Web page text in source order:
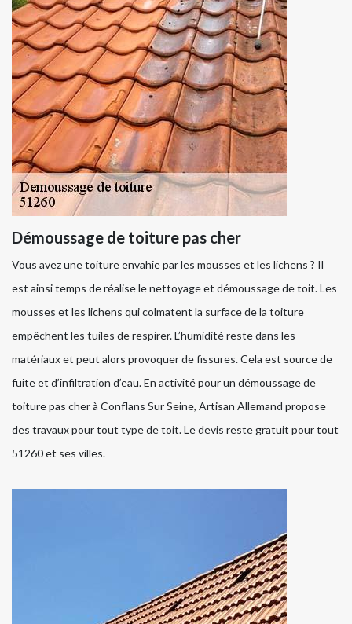
Démoussage de toiture pas cher
Vous avez une toiture envahie par les mousses et les lichens ? Il
est ainsi temps de réalise le nettoyage et démoussage de toit. Les
mousses et les lichens qui colmatent la surface de la toiture
empêchent les tuiles de respirer. L’humidité reste dans les
matériaux et peut alors provoquer de fissures. Cela est source de
fuite et d’infiltration d’eau. En activité pour un démoussage de
toiture pas cher à Conflans Sur Seine, Artisan Allemand propose
des travaux pour tout type de toit. Le devis reste gratuit pour tout
51260 et ses villes.